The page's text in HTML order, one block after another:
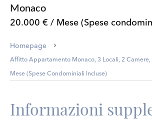
Monaco
20.000 € / Mese (Spese
Homepage
Affitto Appartamento Monaco, 3 Locali, 2 Camere,
Mese (Spese Condominiali Incluse)
Informazioni